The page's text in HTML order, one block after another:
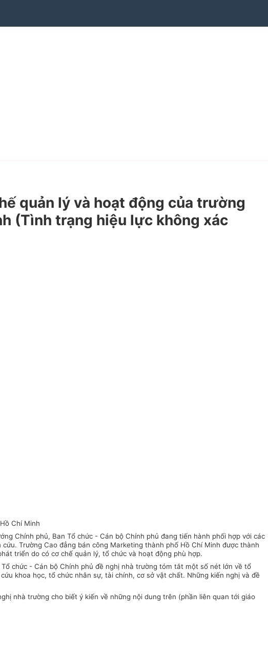
quản lý và hoạt động của trường
(Tình trạng hiệu lực không xác
Chí Minh
Chính phủ, Ban Tổ chức - Cán bộ Chính phủ đang tiến hành phối hợp với các
Trường Cao đẳng bán công Marketing thành phố Hồ Chí Minh được thành
triển do có cơ chế quản lý, tổ chức và hoạt động phù hợp.
chức - Cán bộ Chính phủ đề nghị nhà trường tóm tắt một số nét lớn về tổ
khoa học, tổ chức nhân sự, tài chính, cơ sở vật chất. Những kiến nghị và đề
nhà trường cho biết ý kiến về những nội dung trên (phần liên quan tới giáo